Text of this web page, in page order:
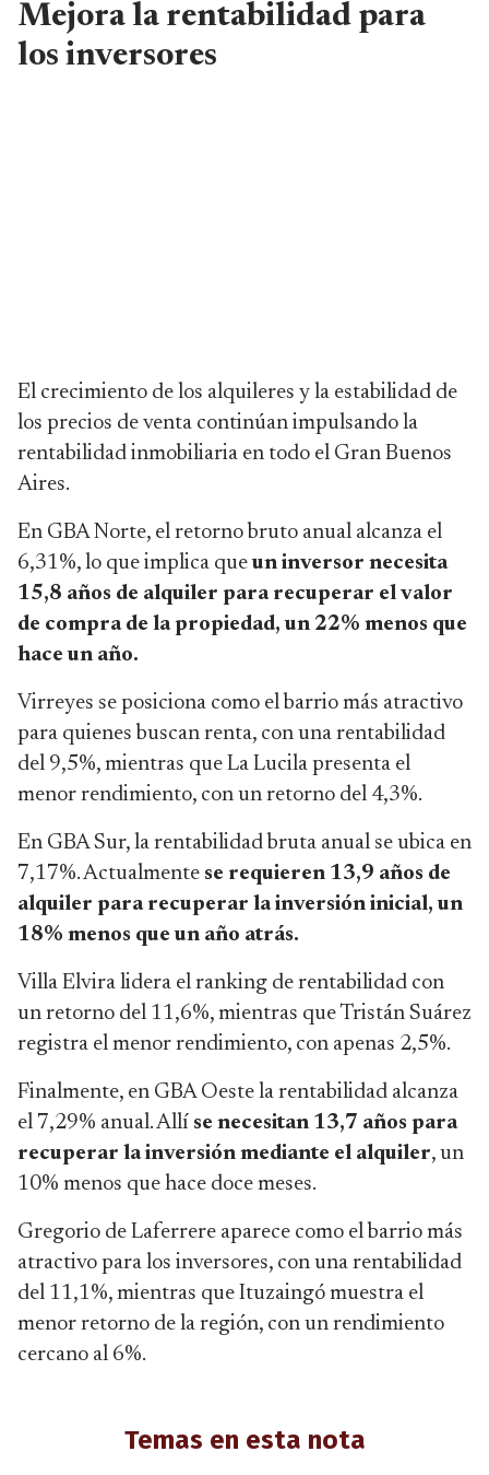
Mejora la rentabilidad para
los inversores
El crecimiento de los alquileres y la estabilidad de
los precios de venta continúan impulsando la
rentabilidad inmobiliaria en todo el Gran Buenos
Aires.
En GBA Norte, el retorno bruto anual alcanza el
6,31%, lo que implica queun inversor necesita
15,8 años de alquiler para recuperar el valor
de compra de la propiedad, un 22% menos que
hace un año.
Virreyes se posiciona como el barrio más atractivo
para quienes buscan renta, con una rentabilidad
del 9,5%, mientras que La Lucila presenta el
menor rendimiento, con un retorno del 4,3%.
En GBA Sur, la rentabilidad bruta anual se ubica en
7,17%. Actualmente se requieren 13,9 años de
alquiler para recuperar la inversión inicial, un
18% menos que un año atrás.
Villa Elvira lidera el ranking de rentabilidad con
un retorno del 11,6%, mientras que Tristán Suárez
registra el menor rendimiento, con apenas 2,5%.
Finalmente, en GBA Oeste la rentabilidad alcanza
el 7,29% anual. Allí se necesitan 13,7 años para
recuperar la inversión mediante el alquiler, un
10% menos que hace doce meses.
Gregorio de Laferrere aparece como el barrio más
atractivo para los inversores, con una rentabilidad
del 11,1%, mientras que Ituzaingó muestra el
menor retorno de la región, con un rendimiento
cercano al 6%.
Temas en esta nota